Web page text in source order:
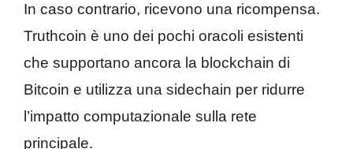
In caso contrario, ricevono una ricompensa.
Truthcoin è uno dei pochi oracoli esistenti
che supportano ancora la blockchain di
Bitcoin e utilizza una sidechain per ridurre
l’impatto computazionale sulla rete
principale.